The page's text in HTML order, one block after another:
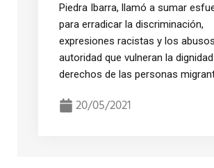
Piedra Ibarra, llamó a sumar
para erradicar la discriminación,
expresiones racistas y los
autoridad que vulneran la
derechos de las personas
20/05/2021